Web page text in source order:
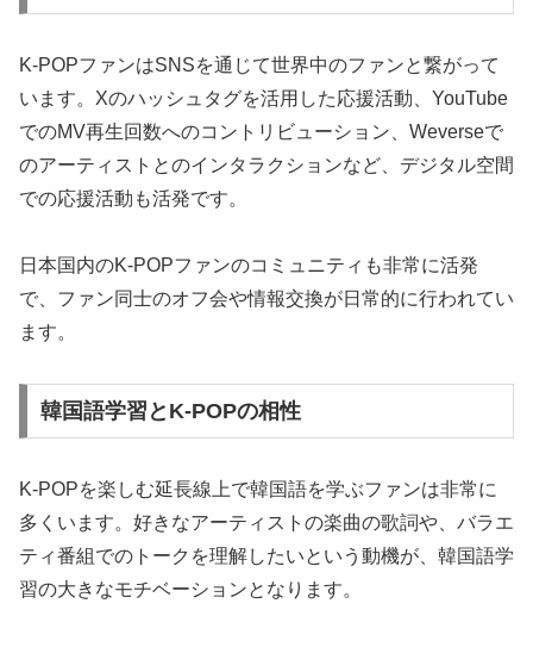
K-POPファンはSNSを通じて世界中のファンと繋がって
います。Xのハッシュタグを活用した応援活動、YouTube
でのMV再生回数へのコントリビューション、Weverseで
のアーティストとのインタラクションなど、デジタル空間
での応援活動も活発です。
日本国内のK-POPファンのコミュニティも非常に活発
で、ファン同士のオフ会や情報交換が日常的に行われてい
ます。
韓国語学習とK-POPの相性
K-POPを楽しむ延長線上で韓国語を学ぶファンは非常に
多くいます。好きなアーティストの楽曲の歌詞や、バラエ
ティ番組でのトークを理解したいという動機が、韓国語学
習の大きなモチベーションとなります。